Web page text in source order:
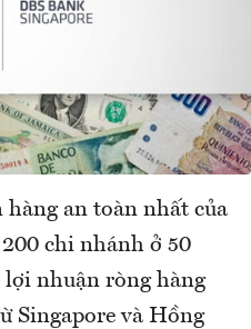
hàng an toàn nhất của
chi nhánh ở 50
lợi nhuận ròng hàng
Singapore và Hồng